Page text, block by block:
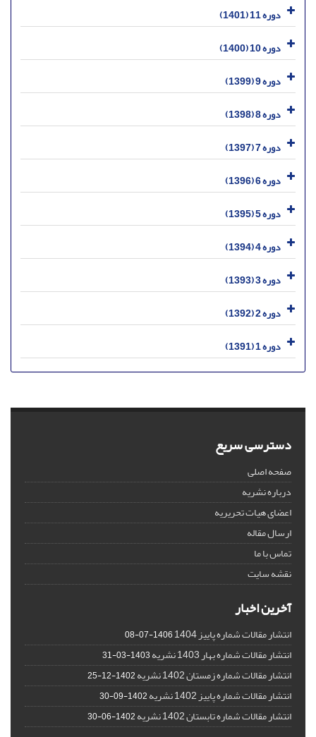
دوره 11 (1401)
دوره 10 (1400)
دوره 9 (1399)
دوره 8 (1398)
دوره 7 (1397)
دوره 6 (1396)
دوره 5 (1395)
دوره 4 (1394)
دوره 3 (1393)
دوره 2 (1392)
دوره 1 (1391)
دسترسی سریع
صفحه اصلی
درباره نشریه
اعضای هیات تحریریه
ارسال مقاله
تماس با ما
نقشه سایت
آخرین اخبار
انتشار مقالات شماره پاییز 1404 1406-07-08
انتشار مقالات شماره بهار 1403 نشریه 1403-03-31
انتشار مقالات شماره زمستان 1402 نشریه 1402-12-25
انتشار مقالات شماره پاییز 1402 نشریه 1402-09-30
انتشار مقالات شماره تابستان 1402 نشریه 1402-06-30